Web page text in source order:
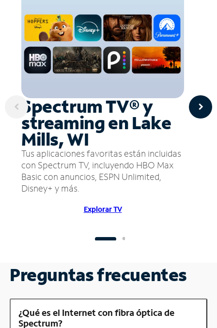
Spectrum TV® y
streaming en Lake
Mills, WI
Tus aplicaciones favoritas están incluidas
con Spectrum TV, incluyendo HBO Max
Basic con anuncios, ESPN Unlimited,
Disney+ y más.
Explorar TV
Preguntas frecuentes
¿Qué es el Internet con fibra óptica de
Spectrum?